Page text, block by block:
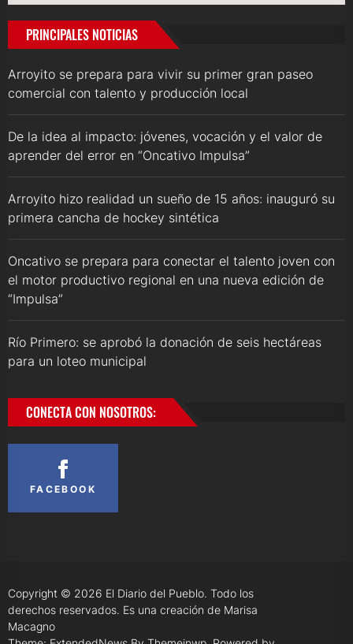
PRINCIPALES NOTICIAS
Arroyito se prepara para vivir su primer gran paseo
comercial con talento y producción local
De la idea al impacto: jóvenes, vocación y el valor de
aprender del error en “Oncativo Impulsa”
Arroyito hizo realidad un sueño de 15 años: inauguró su
primera cancha de hockey sintética
Oncativo se prepara para conectar el talento joven con
el motor productivo regional en una nueva edición de
“Impulsa”
Río Primero: se aprobó la donación de seis hectáreas
para un loteo municipal
CONECTA CON NOSOTROS:
FACEBOOK
Copyright © 2026 El Diario del Pueblo. Todo los
derechos reservados. Es una creación de Marisa
Macagno